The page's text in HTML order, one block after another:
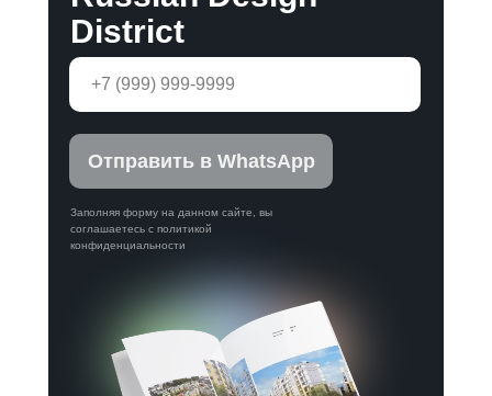
District
Заполняя форму на данном сайте, вы
соглашаетесь с политикой
конфиденциальности
Отправить в WhatsApp